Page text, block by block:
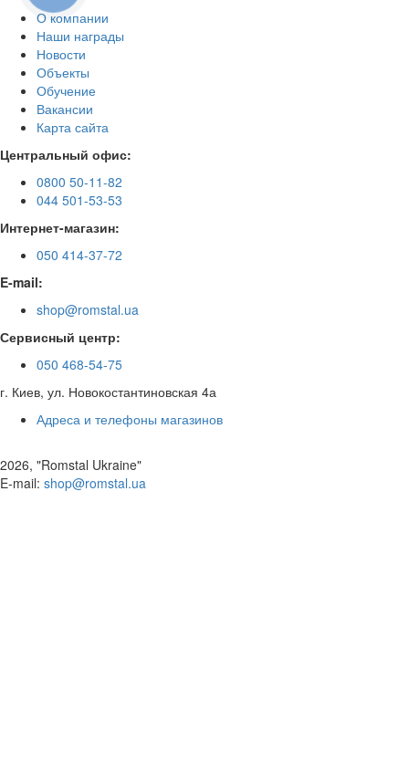
О компании
Наши награды
Новости
Объекты
Обучение
Вакансии
Карта сайта
Центральный офис:
0800 50-11-82
044 501-53-53
Интернет-магазин:
050 414-37-72
E-mail:
shop@romstal.ua
Сервисный центр:
050 468-54-75
г. Киев, ул. Новокостантиновская 4а
Адреса и телефоны магазинов
2026, "Romstal Ukraine"
​E-mail: shop@romstal.ua